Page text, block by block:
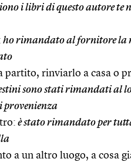
i libri di questo autore te
ho rimandato al fornitore la
partito, rinviarlo a casa o
sono stati rimandati al
provenienza
è stato rimandato per
a un altro luogo, a cosa